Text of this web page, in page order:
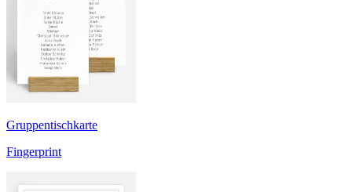
Gruppentischkarte
Fingerprint